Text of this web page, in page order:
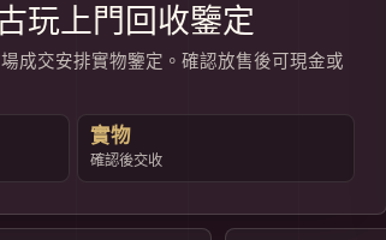
玩上門回收鑒定
成交安排實物鑒定。確認放售後可現金或
實物
確認後交收